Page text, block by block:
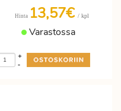
Hinta 13,57€ / kpl
Varastossa
-
+